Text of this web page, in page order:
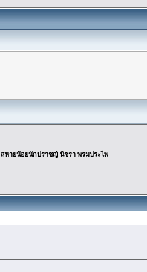
สหายน้อยนักปราชญ์ นิชรา พรมประไพ